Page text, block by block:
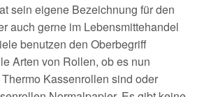
sein eigene Bezeichnung für den
auch gerne im Lebensmittehandel
benutzen den Oberbegriff
Arten von Rollen, ob es nun
Kassenrollen sind oder